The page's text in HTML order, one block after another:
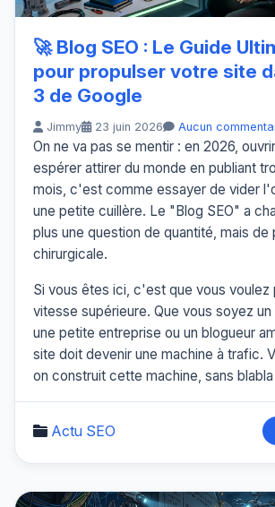
🚀 Blog SEO : Le Guide
pour propulser votre site
3 de Google
Jimmy 23 juin 2026 Aucun
On ne va pas se mentir : en 2026,
espérer attirer du monde en publiant
mois, c'est comme essayer de vider
une petite cuillère. Le "Blog SEO" a
plus une question de quantité, mais de
chirurgicale.
Si vous êtes ici, c'est que vous voulez
vitesse supérieure. Que vous soyez un
une petite entreprise ou un blogueur
site doit devenir une machine à trafic.
on construit cette machine, sans
Actu SEO